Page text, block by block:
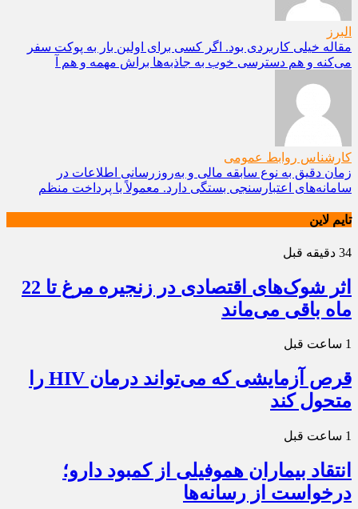
البرز
مقاله خیلی کاربردی بود. اگر کسی برای اولین بار به پوکت سفر
می‌کنه و هم دسترسی خوب به جاذبه‌ها براش مهمه و هم آ
کارشناس روابط عمومی
زمان دقیق به نوع سابقه مالی و به‌روزرسانی اطلاعات در
سامانه‌های اعتبارسنجی بستگی دارد. معمولاً با پرداخت منظم
تایم لاین
34 دقیقه قبل
اثر شوک‌های اقتصادی در زنجیره مرغ تا 22
ماه باقی می‌ماند
1 ساعت قبل
قرص آزمایشی که می‌تواند درمان HIV را
متحول کند
1 ساعت قبل
انتقاد بیماران هموفیلی از کمبود دارو؛
درخواست از رسانه‌ها